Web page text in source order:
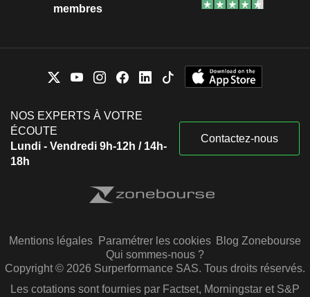
membres
NOS EXPERTS À VOTRE
ÉCOUTE
Lundi - Vendredi 9h-12h / 14h-
18h
Contactez-nous
Mentions légales Paramétrer les cookies Blog Zonebourse
Qui sommes-nous ?
Copyright © 2026 Surperformance SAS. Tous droits réservés.
Les cotations sont fournies par Factset, Morningstar et S&P